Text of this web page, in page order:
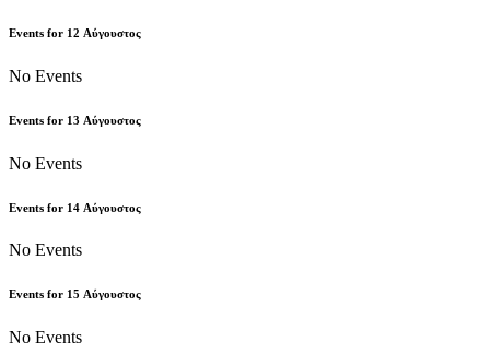
Events for 12 Αύγουστος
No Events
Events for 13 Αύγουστος
No Events
Events for 14 Αύγουστος
No Events
Events for 15 Αύγουστος
No Events